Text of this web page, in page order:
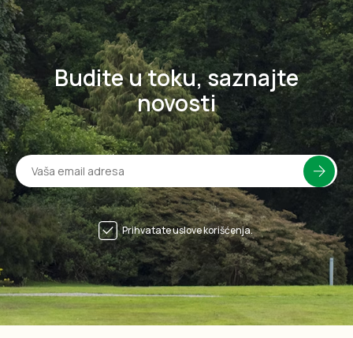
Budite u toku, saznajte
novosti
Prihvatate uslove korišćenja.